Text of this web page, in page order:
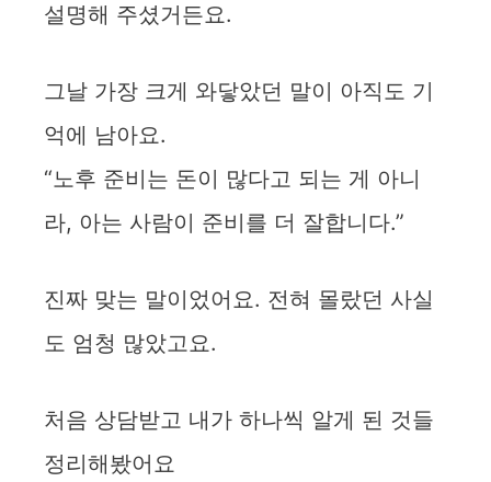
설명해 주셨거든요.
그날 가장 크게 와닿았던 말이 아직도 기
억에 남아요.
“노후 준비는 돈이 많다고 되는 게 아니
라, 아는 사람이 준비를 더 잘합니다.”
진짜 맞는 말이었어요. 전혀 몰랐던 사실
도 엄청 많았고요.
처음 상담받고 내가 하나씩 알게 된 것들
정리해봤어요